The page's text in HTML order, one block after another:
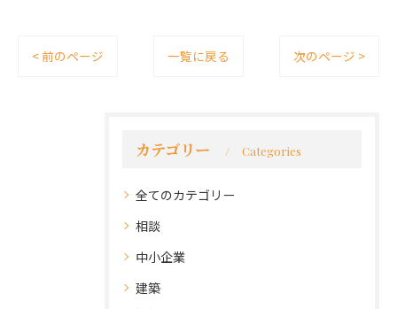
< 前のページ 一覧に戻る 次のページ >
カテゴリー Categories
全てのカテゴリー
相談
中小企業
建築